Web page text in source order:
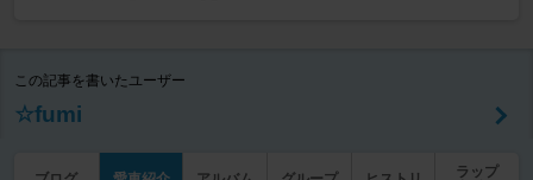
この記事を書いたユーザー
☆fumi
ラップ